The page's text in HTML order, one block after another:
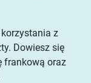
z
Dowiesz się
frankową oraz